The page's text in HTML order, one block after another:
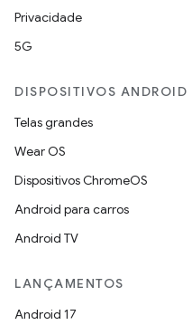
Privacidade
5G
DISPOSITIVOS ANDROID
Telas grandes
Wear OS
Dispositivos ChromeOS
Android para carros
Android TV
LANÇAMENTOS
Android 17